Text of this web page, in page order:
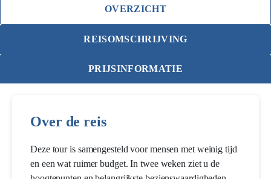
OVERZICHT
REISOMSCHRIJVING
PRIJSINFORMATIE
Over de reis
Deze tour is samengesteld voor mensen met weinig tijd
en een wat ruimer budget. In twee weken ziet u de